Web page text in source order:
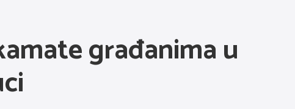
građanima u